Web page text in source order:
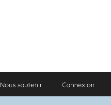
Nous soutenir Connexion